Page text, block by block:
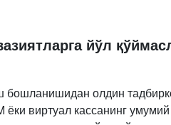
йўл
бошланишидан олдин
виртуал кассанинг умумий